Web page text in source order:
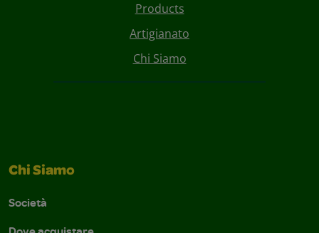
Products
Artigianato
Chi Siamo
Chi Siamo
Società